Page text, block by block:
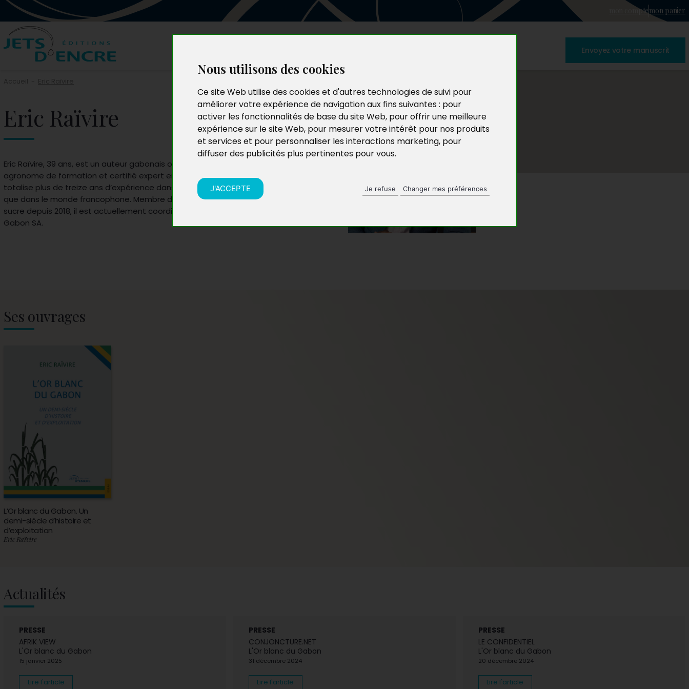
Nous utilisons des cookies
Ce site Web utilise des cookies et d'autres technologies de suivi pour
améliorer votre expérience de navigation aux fins suivantes : pour
activer les fonctionnalités de base du site Web, pour offrir une meilleure
expérience sur le site Web, pour mesurer votre intérêt pour nos produits
et services et pour personnaliser les interactions marketing, pour
diffuser des publicités plus pertinentes pour vous.
J'ACCEPTE Je refuse Changer mes préférences
mon comptemon panier
Envoyez votre manuscrit
Eric Raïvire
Eric Raïvire, 39 ans, est un auteur gabonais originaire de Port-Gentil. Ingénieur
agronome de formation et certifié expert en agronomie de la canne à sucre, il
totalise plus de treize ans d’expérience dans l’industrie sucrière, tant au Gabon
que dans le monde francophone. Membre de l’Association française de canne à
sucre depuis 2018, il est actuellement coordinateur technique aux Sucreries du
Gabon SA.
Ses ouvrages
L’Or blanc du Gabon. Un
demi-siècle d’histoire et
d’exploitation
Eric Raïvire
Actualités
PRESSE
AFRIK VIEW
L'Or blanc du Gabon
15 janvier 2025
Lire l'article
PRESSE
CONJONCTURE.NET
L'Or blanc du Gabon
31 décembre 2024
Lire l'article
PRESSE
LE CONFIDENTIEL
L'Or blanc du Gabon
20 décembre 2024
Lire l'article